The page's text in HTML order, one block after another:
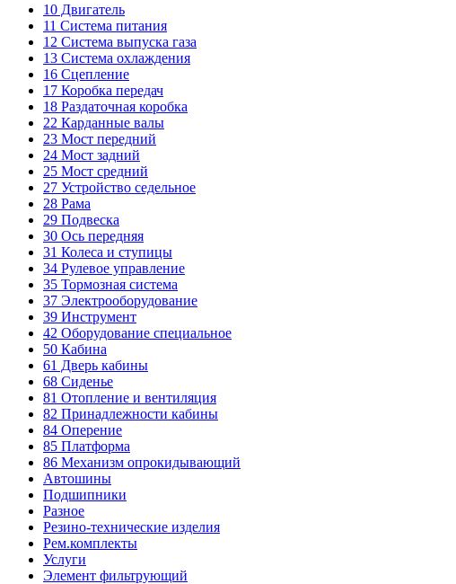
10 Двигатель
11 Система питания
12 Система выпуска газа
13 Система охлаждения
16 Сцепление
17 Коробка передач
18 Раздаточная коробка
22 Карданные валы
23 Мост передний
24 Мост задний
25 Мост средний
27 Устройство седельное
28 Рама
29 Подвеска
30 Ось передняя
31 Колеса и ступицы
34 Рулевое управление
35 Тормозная система
37 Электрооборудование
39 Инструмент
42 Оборудование специальное
50 Кабина
61 Дверь кабины
68 Сиденье
81 Отопление и вентиляция
82 Принадлежности кабины
84 Оперение
85 Платформа
86 Механизм опрокидывающий
Автошины
Подшипники
Разное
Резино-технические изделия
Рем.комплекты
Услуги
Элемент фильтрующий